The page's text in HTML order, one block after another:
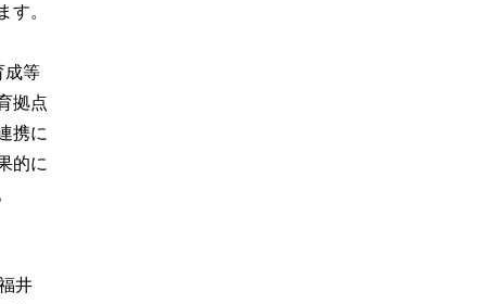
す。
成等
拠点
携に
的に
井